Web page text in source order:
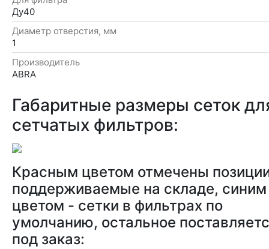
Ду40
Диаметр отверстия, мм
1
Производитель
ABRA
Габаритные размеры сеток для
сетчатых фильтров:
Красным цветом отмечены позиции
поддерживаемые на складе, синим
цветом - сетки в фильтрах по
умолчанию, остальное
под заказ: